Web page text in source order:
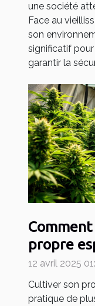
une société
Face au
son
significatif
garantir la
propre
cannabis
12 avril 2025
Cultiver son
pratique de